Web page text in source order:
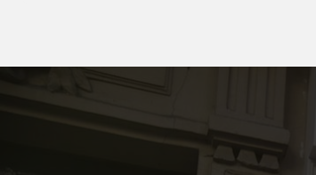
22bis rue de Jouy
Ouvert 08:00 - 19:00